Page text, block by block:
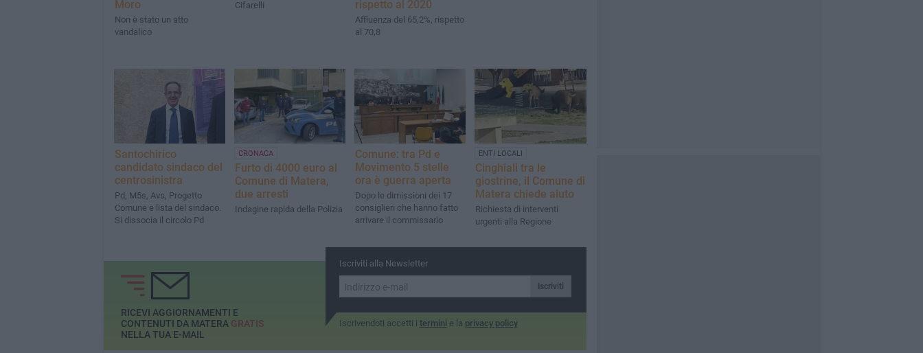
Moro
Non è stato un atto
vandalico
Cifarelli
rispetto al 2020
Affluenza del 65,2%, rispetto
al 70,8
Santochirico
candidato sindaco del
centrosinistra
Pd, M5s, Avs, Progetto
Comune e lista del sindaco.
Si dissocia il circolo Pd
CRONACA
Furto di 4000 euro al
Comune di Matera,
due arresti
Indagine rapida della Polizia
Comune: tra Pd e
Movimento 5 stelle
ora è guerra aperta
Dopo le dimissioni dei 17
consiglieri che hanno fatto
arrivare il commissario
ENTI LOCALI
Cinghiali tra le
giostrine, il Comune di
Matera chiede aiuto
Richiesta di interventi
urgenti alla Regione
Iscriviti alla Newsletter
Iscriviti
Iscrivendoti accetti i termini e la privacy policy
RICEVI AGGIORNAMENTI E
CONTENUTI DA MATERA GRATIS
NELLA TUA E-MAIL